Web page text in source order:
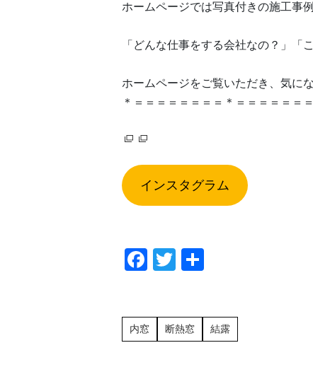
ホームページでは写真付きの施工事
「どんな仕事をする会社なの？」「
ホームページをご覧いただき、気に
＊＝＝＝＝＝＝＝＝＊＝＝＝＝＝＝
インスタグラム
F
e
b
T
er
内窓 断熱窓 結露